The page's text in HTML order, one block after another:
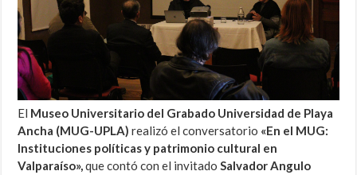
El Museo Universitario del Grabado Universidad de Playa
Ancha (MUG-UPLA) realizó el conversatorio «En el MUG:
Instituciones políticas y patrimonio cultural en
Valparaíso»,que contó con el invitadoSalvador Angulo